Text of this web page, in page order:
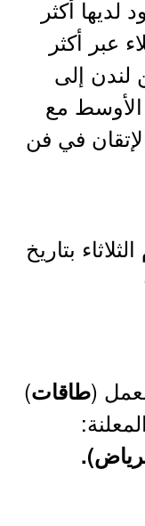
لديها أكثر
عبر أكثر
لندن إلى
مع
في فن
بتاريخ
(طاقات)